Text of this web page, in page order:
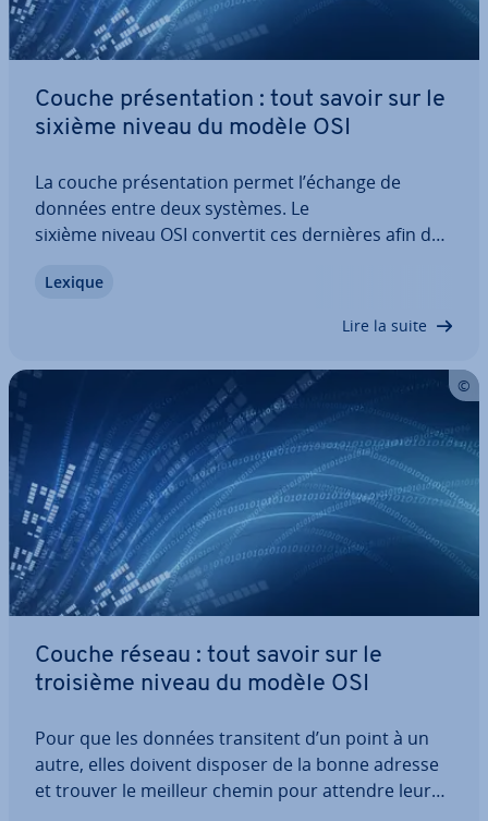
Couche pré­sen­ta­tion : tout savoir sur le
sixième niveau du modèle OSI
La couche pré­sen­ta­tion permet l’échange de
données entre deux systèmes. Le
sixième niveau OSI convertit ces dernières afin de
sixième couche du modèle OSI peut également
Lexique
Lire la suite
Couche réseau : tout savoir sur le
troisième niveau du modèle OSI
Pour que les données tran­si­tent d’un point à un
autre, elles doivent disposer de la bonne adresse
et trouver le meilleur chemin pour attendre leur